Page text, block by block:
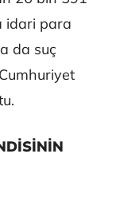
idari para
da suç